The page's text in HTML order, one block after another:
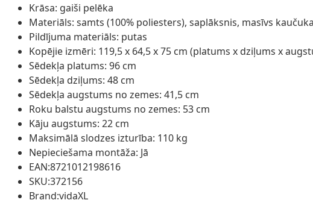
Krāsa: gaiši pelēka
Materiāls: samts (100% poliesters), saplāksnis, masīvs
Pildījuma materiāls: putas
Kopējie izmēri: 119,5 x 64,5 x 75 cm (platums x dziļums x
Sēdekļa platums: 96 cm
Sēdekļa dziļums: 48 cm
Sēdekļa augstums no zemes: 41,5 cm
Roku balstu augstums no zemes: 53 cm
Kāju augstums: 22 cm
Maksimālā slodzes izturība: 110 kg
Nepieciešama montāža: Jā
EAN:8721012198616
SKU:372156
Brand:vidaXL